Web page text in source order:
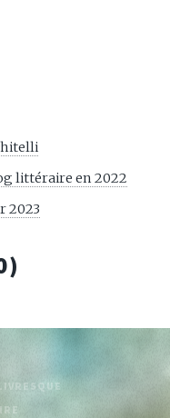
littéraire en 2022
2023
)